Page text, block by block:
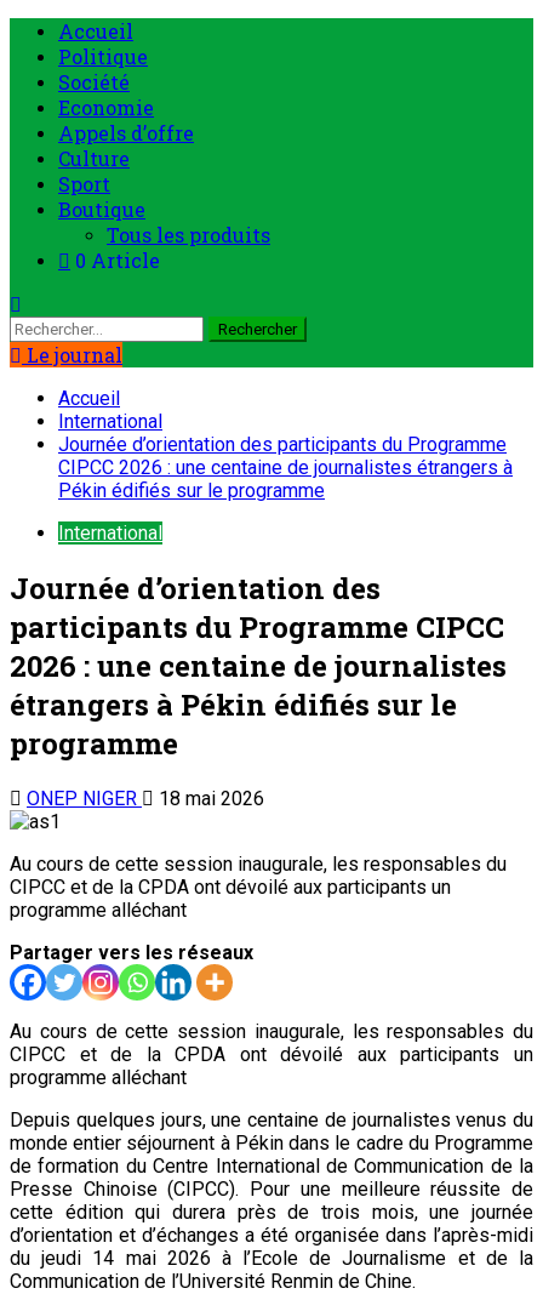
Menu
principal
Accueil
Politique
Société
Economie
Appels d’offre
Culture
Sport
Boutique
Tous les produits
0 Article
Rechercher :
Le journal
Accueil
International
Journée d’orientation des participants du Programme
CIPCC 2026 : une centaine de journalistes étrangers à
Pékin édifiés sur le programme
International
Journée d’orientation des
participants du Programme CIPCC
2026 : une centaine de journalistes
étrangers à Pékin édifiés sur le
programme
ONEP NIGER 18 mai 2026
Au cours de cette session inaugurale, les responsables du
CIPCC et de la CPDA ont dévoilé aux participants un
programme alléchant
Partager vers les réseaux
Au cours de cette session inaugurale, les responsables du
CIPCC et de la CPDA ont dévoilé aux participants un
programme alléchant
Depuis quelques jours, une centaine de journalistes venus du
monde entier séjournent à Pékin dans le cadre du Programme
de formation du Centre International de Communication de la
Presse Chinoise (CIPCC). Pour une meilleure réussite de
cette édition qui durera près de trois mois, une journée
d’orientation et d’échanges a été organisée dans l’après-midi
du jeudi 14 mai 2026 à l’Ecole de Journalisme et de la
Communication de l’Université Renmin de Chine.